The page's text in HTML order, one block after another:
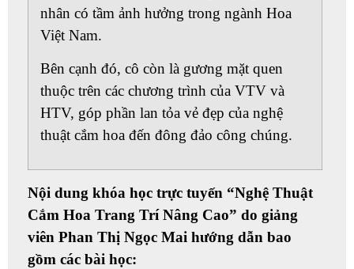
nhân có tầm ảnh hưởng trong ngành Hoa
Việt Nam.
Bên cạnh đó, cô còn là gương mặt quen
thuộc trên các chương trình của VTV và
HTV, góp phần lan tỏa vẻ đẹp của nghệ
thuật cắm hoa đến đông đảo công chúng.
Nội dung khóa học trực tuyến “Nghệ Thuật
Cắm Hoa Trang Trí Nâng Cao” do giảng
viên Phan Thị Ngọc Mai hướng dẫn bao
gồm các bài học: